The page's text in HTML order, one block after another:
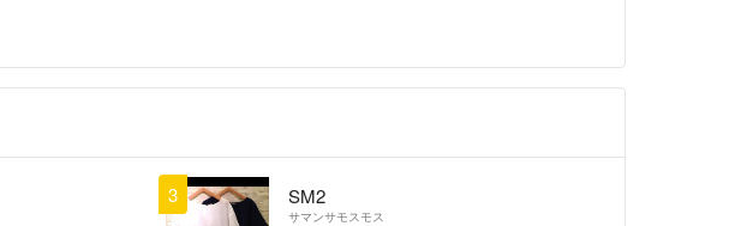
3 SM2
サマンサモスモス